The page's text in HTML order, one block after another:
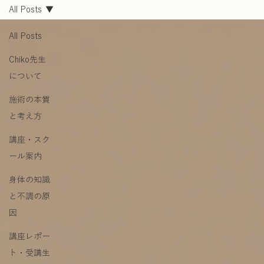
All Posts
Chiko先生
について
施術の本質
と考え方
講座・スク
ール案内
身体の知識
と不調の原
因
講座レポー
ト・受講生
All Posts